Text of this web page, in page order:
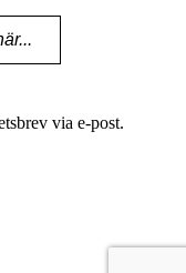
via e-post.